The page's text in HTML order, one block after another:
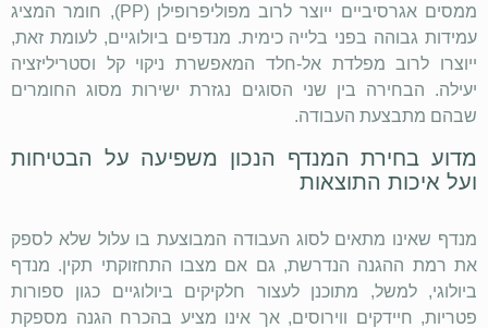
ממסים אגרסיביים ייוצר לרוב מפוליפרופילן (PP), חומר המציג
עמידות גבוהה בפני בלייה כימית. מנדפים ביולוגיים, לעומת זאת,
ייוצרו לרוב מפלדת אל-חלד המאפשרת ניקוי קל וסטריליזציה
יעילה. הבחירה בין שני הסוגים נגזרת ישירות מסוג החומרים
שבהם מתבצעת העבודה.
מדוע בחירת המנדף הנכון משפיעה על הבטיחות
ועל איכות התוצאות
מנדף שאינו מתאים לסוג העבודה המבוצעת בו עלול שלא לספק
את רמת ההגנה הנדרשת, גם אם מצבו התחזוקתי תקין. מנדף
ביולוגי, למשל, מתוכנן לעצור חלקיקים ביולוגיים כגון ספורות
פטריות, חיידקים ווירוסים, אך אינו מציע בהכרח הגנה מספקת